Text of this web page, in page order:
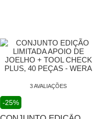
3 AVALIAÇÕES
-25%